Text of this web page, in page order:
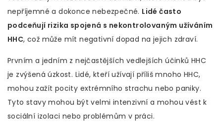
nepříjemné a dokonce nebezpečné. Lidé často
podceňují rizika spojená s nekontrolovaným užíváním
HHC, což může mít negativní dopad na jejich zdraví.
Prvním a jedním z nejčastějších vedlejších účinků HHC
je zvýšená úzkost. Lidé, kteří užívají příliš mnoho HHC,
mohou zažít pocity extrémního strachu nebo paniky.
Tyto stavy mohou být velmi intenzivní a mohou vést k
sociální izolaci nebo problémům v práci.